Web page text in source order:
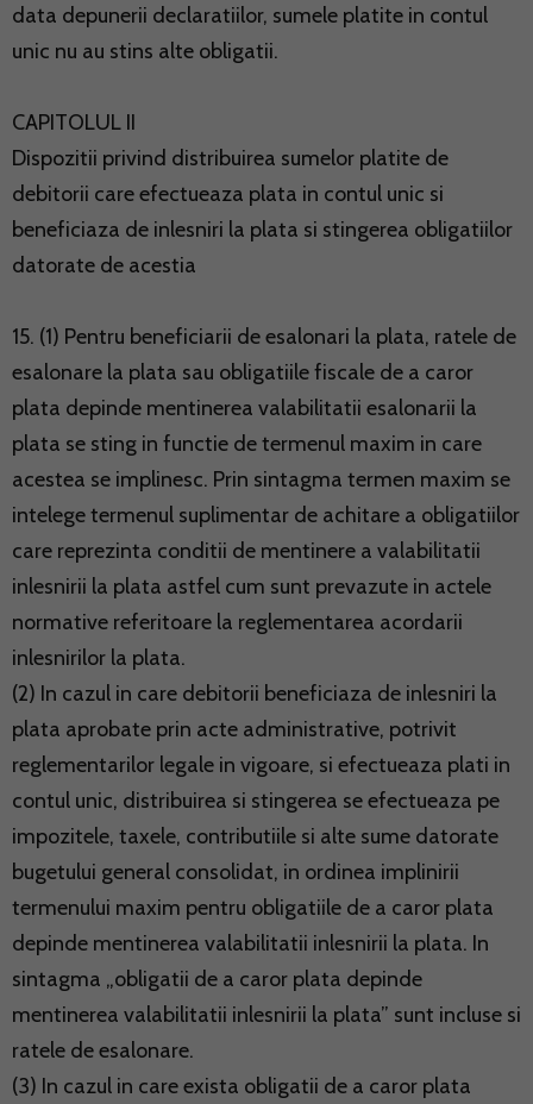
data depunerii declaratiilor, sumele platite in contul
unic nu au stins alte obligatii.
CAPITOLUL II
Dispozitii privind distribuirea sumelor platite de
debitorii care efectueaza plata in contul unic si
beneficiaza de inlesniri la plata si stingerea obligatiilor
datorate de acestia
15. (1) Pentru beneficiarii de esalonari la plata, ratele de
esalonare la plata sau obligatiile fiscale de a caror
plata depinde mentinerea valabilitatii esalonarii la
plata se sting in functie de termenul maxim in care
acestea se implinesc. Prin sintagma termen maxim se
intelege termenul suplimentar de achitare a obligatiilor
care reprezinta conditii de mentinere a valabilitatii
inlesnirii la plata astfel cum sunt prevazute in actele
normative referitoare la reglementarea acordarii
inlesnirilor la plata.
(2) In cazul in care debitorii beneficiaza de inlesniri la
plata aprobate prin acte administrative, potrivit
reglementarilor legale in vigoare, si efectueaza plati in
contul unic, distribuirea si stingerea se efectueaza pe
impozitele, taxele, contributiile si alte sume datorate
bugetului general consolidat, in ordinea implinirii
termenului maxim pentru obligatiile de a caror plata
depinde mentinerea valabilitatii inlesnirii la plata. In
sintagma „obligatii de a caror plata depinde
mentinerea valabilitatii inlesnirii la plata” sunt incluse si
ratele de esalonare.
(3) In cazul in care exista obligatii de a caror plata